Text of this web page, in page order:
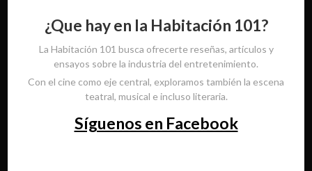
¿Que hay en la Habitación 101?
La Habitación 101 busca ofrecerte reseñas, artículos y
ensayos sobre la industria del entretenimiento.
Con el cine como eje central, exploramos también la escena
teatral, musical e incluso literaria.
Síguenos en Facebook